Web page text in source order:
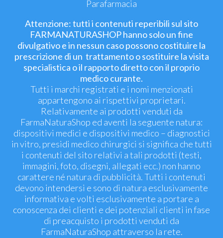
Parafarmacia
Attenzione: tutti i contenuti reperibili sul sito
FARMANATURASHOP hanno solo un fine
divulgativo e in nessun caso possono costituire la
prescrizione di un trattamento o sostituire la visita
specialistica o il rapporto diretto con il proprio
medico curante.
Tutti i marchi registrati e i nomi menzionati
appartengono ai rispettivi proprietari.
Relativamente ai prodotti venduti da
FarmaNaturaShop ed aventi la seguente natura:
dispositivi medici e dispositivi medico – diagnostici
in vitro, presidi medico chirurgici si significa che tutti
i contenuti del sito relativi a tali prodotti (testi,
immagini, foto, disegni, allegati ecc.) non hanno
carattere né natura di pubblicità. Tutti i contenuti
devono intendersi e sono di natura esclusivamente
informativa e volti esclusivamente a portare a
conoscenza dei clienti e dei potenziali clienti in fase
di preacquisto i prodotti venduti da
FarmaNaturaShop attraverso la rete.